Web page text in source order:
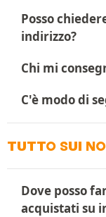
Posso
indirizzo?
Chi mi
C'è modo di
TUTTO SUI
Dove posso
acquistati su